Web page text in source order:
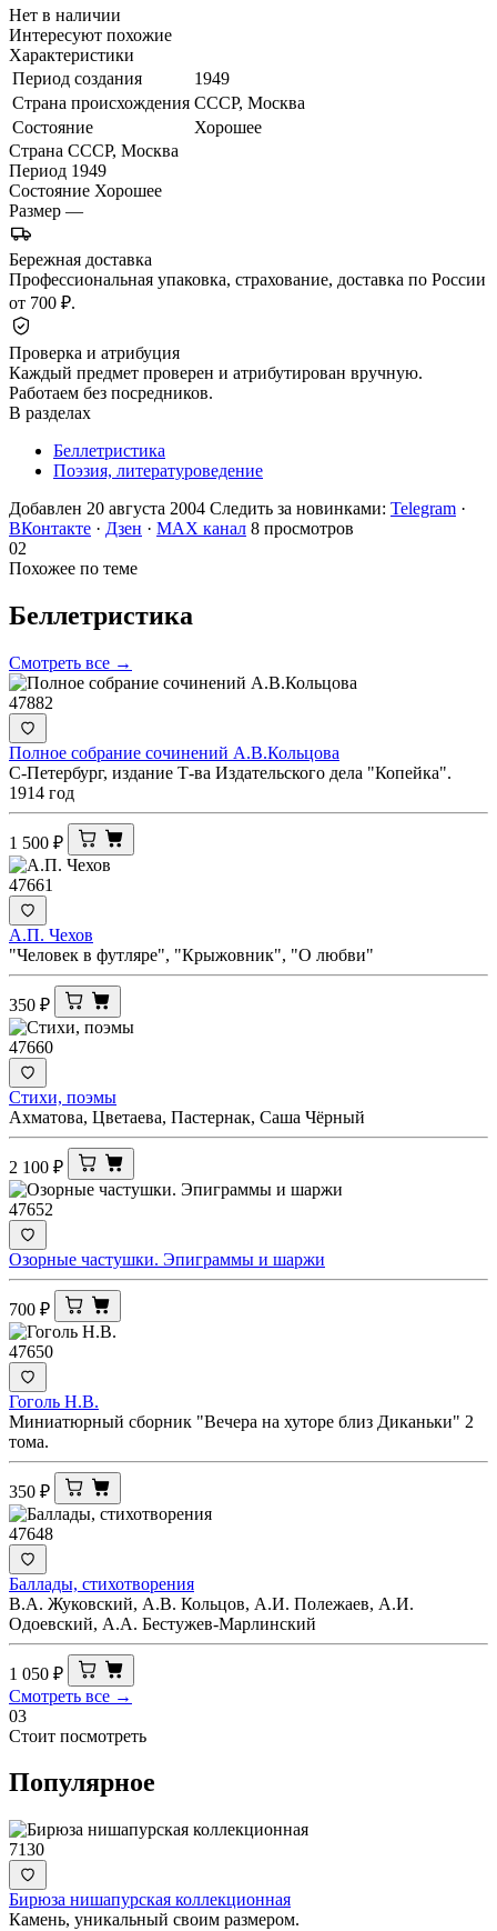
Нет в наличии
Интересуют похожие
Характеристики
Период создания
1949
Страна происхождения СССР, Москва
Состояние
Хорошее
Страна СССР, Москва
Период 1949
Состояние Хорошее
Размер —
Бережная доставка
Профессиональная упаковка, страхование, доставка по России
от 700 ₽.
Проверка и атрибуция
Каждый предмет проверен и атрибутирован вручную.
Работаем без посредников.
В разделах
Беллетристика
Поэзия, литературоведение
Добавлен 20 августа 2004 Следить за новинками: Telegram ·
ВКонтакте · Дзен · MAX канал 8 просмотров
02
Похожее по теме
Беллетристика
Смотреть все →
47882
Полное собрание сочинений А.В.Кольцова
С-Петербург, издание Т-ва Издательского дела "Копейка".
1914 год
1 500 ₽
47661
А.П. Чехов
"Человек в футляре", "Крыжовник", "О любви"
350 ₽
47660
Стихи, поэмы
Ахматова, Цветаева, Пастернак, Саша Чёрный
2 100 ₽
47652
Озорные частушки. Эпиграммы и шаржи
700 ₽
47650
Гоголь Н.В.
Миниатюрный сборник "Вечера на хуторе близ Диканьки" 2
тома.
350 ₽
47648
Баллады, стихотворения
В.А. Жуковский, А.В. Кольцов, А.И. Полежаев, А.И.
Одоевский, А.А. Бестужев-Марлинский
1 050 ₽
Смотреть все →
03
Стоит посмотреть
Популярное
7130
Бирюза нишапурская коллекционная
Камень, уникальный своим размером.